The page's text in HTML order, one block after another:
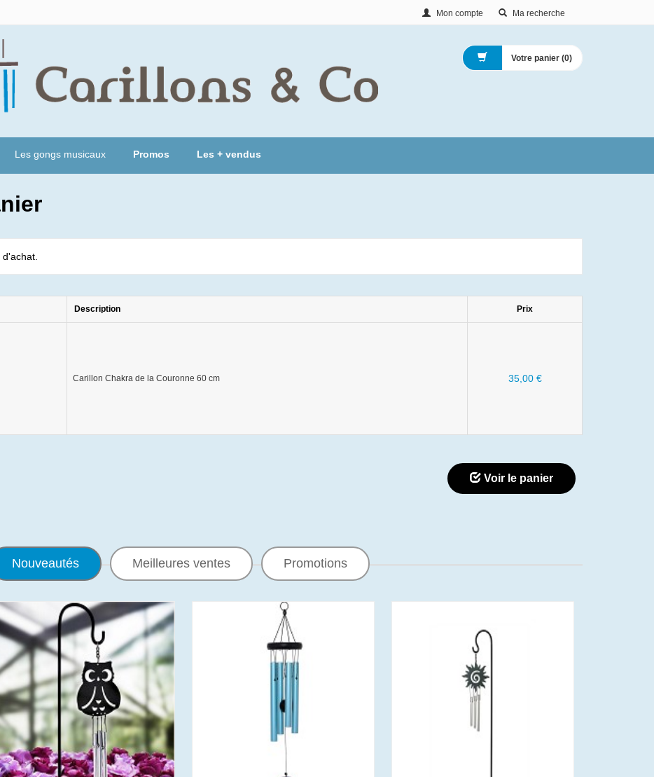
Mon compte Ma recherche
Votre panier (0)
Les gongs musicaux Promos Les + vendus
Description Prix
Carillon Chakra de la Couronne 60 cm 35,00 €
Voir le panier
Nouveautés Meilleures ventes Promotions